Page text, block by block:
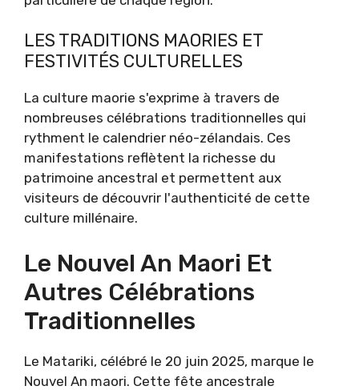
LES TRADITIONS MAORIES ET
FESTIVITÉS CULTURELLES
La culture maorie s'exprime à travers de
nombreuses célébrations traditionnelles qui
rythment le calendrier néo-zélandais. Ces
manifestations reflètent la richesse du
patrimoine ancestral et permettent aux
visiteurs de découvrir l'authenticité de cette
culture millénaire.
Le Nouvel An Maori Et
Autres Célébrations
Traditionnelles
Le Matariki, célébré le 20 juin 2025, marque le
Nouvel An maori. Cette fête ancestrale